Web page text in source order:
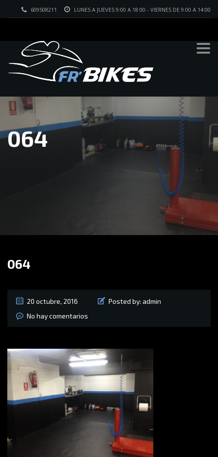
LUNES A JUEVES 9:00 A 18:00 - VIERNES DE 9:00 A 14:00
609508211
064
064
20 octubre, 2016 Posted by: admin
No hay comentarios